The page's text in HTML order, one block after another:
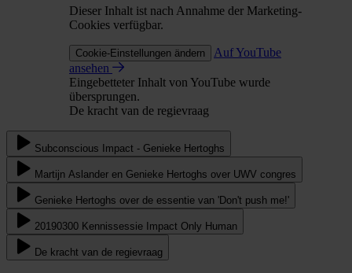
Dieser Inhalt ist nach Annahme der Marketing-
Cookies verfügbar.
Cookie-Einstellungen ändern
Auf YouTube
ansehen
Eingebetteter Inhalt von YouTube wurde
übersprungen.
De kracht van de regievraag
Subconscious Impact - Genieke Hertoghs
Martijn Aslander en Genieke Hertoghs over UWV congres
Genieke Hertoghs over de essentie van 'Don't push me!'
20190300 Kennissessie Impact Only Human
De kracht van de regievraag